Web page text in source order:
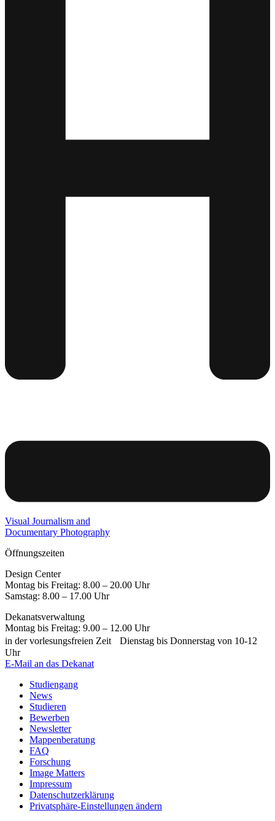
Visual Journalism and
Documentary Photography
Öffnungszeiten
Design Center
Montag bis Freitag: 8.00 – 20.00 Uhr
Samstag: 8.00 – 17.00 Uhr
Dekanatsverwaltung
Montag bis Freitag: 9.00 – 12.00 Uhr
in der vorlesungsfreien Zeit Dienstag bis Donnerstag von 10-12
Uhr
E-Mail an das Dekanat
Studiengang
News
Studieren
Bewerben
Newsletter
Mappenberatung
FAQ
Forschung
Image Matters
Impressum
Datenschutzerklärung
Privatsphäre-Einstellungen ändern